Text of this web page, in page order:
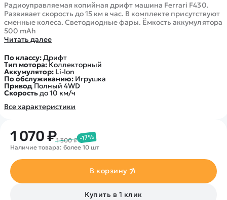
Радиоуправляемая копийная дрифт машина Ferrari F430.
Развивает скорость до 15 км в час. В комплекте присутствуют
сменные колеса. Светодиодные фары. Ёмкость аккумулятора
500 mAh
Читать далее
По классу:Дрифт
Тип мотора:Коллекторный
Аккумулятор: Li-Ion
По обслуживанию: Игрушка
ПриводПолный 4WD
Скоростьдо 10 км/ч
Все характеристики
1 070 ₽1 300 ₽ -17%
Наличие товара: более 10 шт
В корзину
Купить в 1 клик